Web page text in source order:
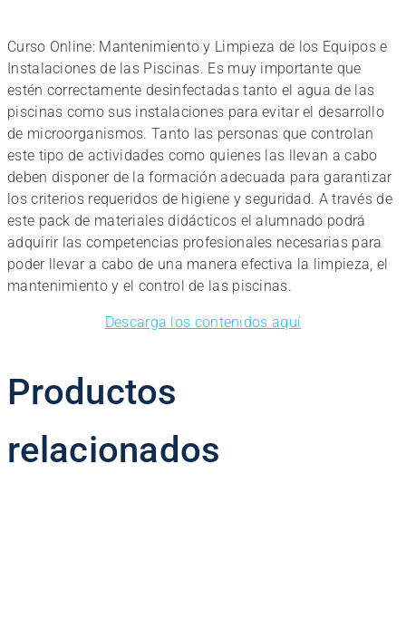
Curso Online: Mantenimiento y Limpieza de los Equipos e
Instalaciones de las Piscinas. Es muy importante que
estén correctamente desinfectadas tanto el agua de las
piscinas como sus instalaciones para evitar el desarrollo
de microorganismos. Tanto las personas que controlan
este tipo de actividades como quienes las llevan a cabo
deben disponer de la formación adecuada para garantizar
los criterios requeridos de higiene y seguridad. A través de
este pack de materiales didácticos el alumnado podrá
adquirir las competencias profesionales necesarias para
poder llevar a cabo de una manera efectiva la limpieza, el
mantenimiento y el control de las piscinas.
Descarga los contenidos aquí
Productos
relacionados